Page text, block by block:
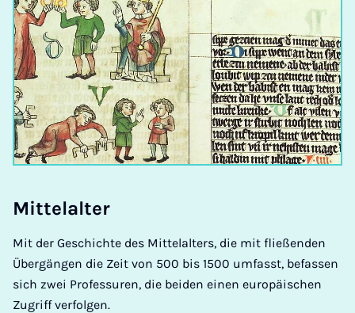
Mit­tel­al­ter
Mit der Geschichte des Mittelalters, die mit fließenden
Übergängen die Zeit von 500 bis 1500 umfasst, befassen
sich zwei Professuren, die beiden einen europäischen
Zugriff verfolgen.